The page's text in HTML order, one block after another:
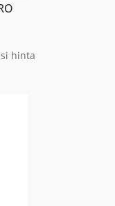
hinta